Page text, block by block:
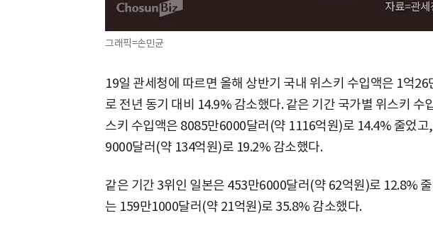
그래픽=손민균
19일 관세청에 따르면 올해 상반기 국내 위스키 수입액은 1억
로 전년 동기 대비 14.9% 감소했다. 같은 기간 국가별 위스키 수
스키 수입액은 8085만6000달러(약 1116억원)로 14.4% 줄었
9000달러(약 134억원)로 19.2% 감소했다.
같은 기간 3위인 일본은 453만6000달러(약 62억원)로 12.8%
는 159만1000달러(약 21억원)로 35.8% 감소했다.